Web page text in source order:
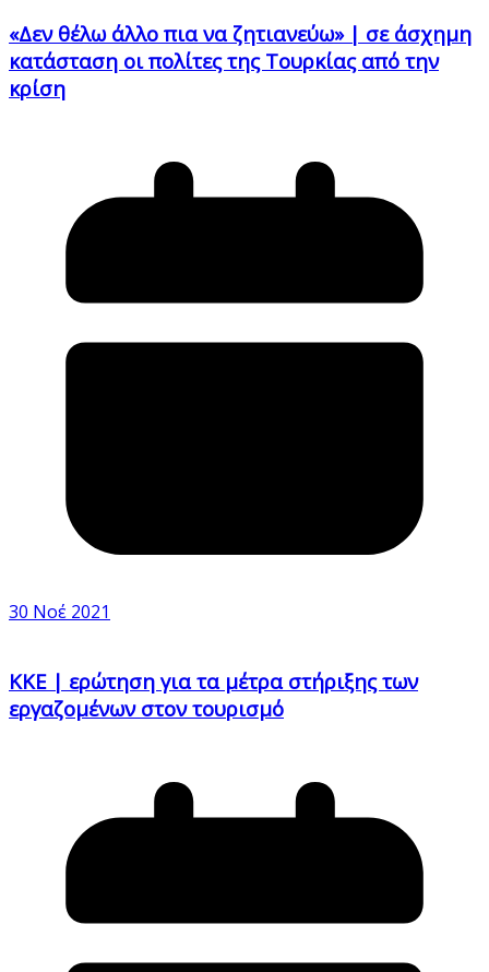
«Δεν θέλω άλλο πια να ζητιανεύω» | σε άσχημη
κατάσταση οι πολίτες της Τουρκίας από την
κρίση
30 Νοέ 2021
ΚΚΕ | ερώτηση για τα μέτρα στήριξης των
εργαζομένων στον τουρισμό